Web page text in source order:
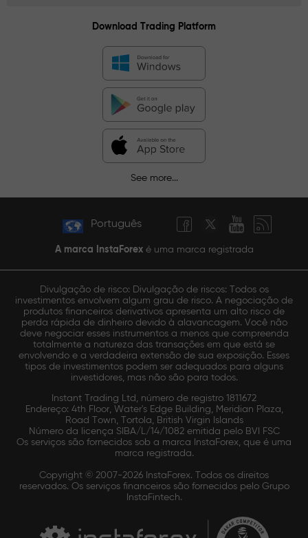
Download Trading Platform
See more...
Português
A marca InstaForexé uma marca registrada
Divulgação de risco: Divulgação de riscos: Todos os
investimentos envolvem algum grau de risco. A negociação de
produtos financeiros derivativos apresenta um alto risco de
perda rápida de dinheiro devido à alavancagem. Você não
deve negociar esses instrumentos a menos que compreenda
totalmente a natureza das transações em que está se
envolvendo e a verdadeira extensão de sua exposição. Esses
tipos de investimentos podem ser adequados para alguns
investidores, mas não são para todos.
Instant Trading Ltd, número de registro 1811672
Endereço: 4th Floor, Water's Edge Building, Meridian Plaza,
Road Town, Tortola, British Virgin Islands
Número da licença SIBA/L/14/1082 emitida pelo BVI FSC
Os serviços são fornecidos sob a marca InstaForex, que é uma
marca registrada.
Copyright © 2007-2026 InstaForex. Todos os direitos
reservados. Os serviços financeiros são fornecidos pelo Grupo
InstaFintech.